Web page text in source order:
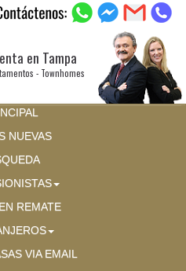
en Tampa
- Townhomes
NUEVAS
REMATE
VIA EMAIL